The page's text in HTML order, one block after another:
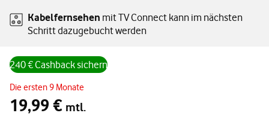
Kabelfernsehen mit TV Connect kann im nächsten
Schritt dazugebucht werden
240 € Cashback sichern
Die ersten 9 Monate
19,99 € mtl.